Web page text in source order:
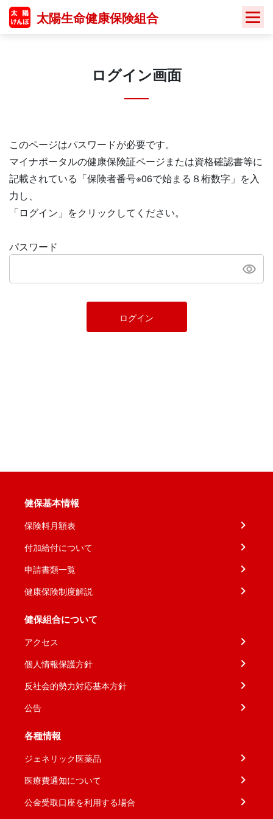
Skip
太陽生命健康保険組合
ログイン画面
このページはパスワードが必要です。
マイナポータルの健康保険証ページまたは資格確認書等に
記載されている「保険者番号※06で始まる８桁数字」を入
力し、
「ログイン」をクリックしてください。
パスワード
ログイン
健保基本情報
保険料月額表
付加給付について
申請書類一覧
健康保険制度解説
健保組合について
アクセス
個人情報保護方針
反社会的勢力対応基本方針
公告
各種情報
ジェネリック医薬品
医療費通知について
公金受取口座を利用する場合